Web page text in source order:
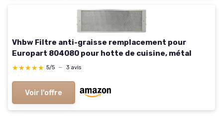
Vhbw Filtre anti-graisse remplacement pour
Europart 804080 pour hotte de cuisine, métal
★★★★★
★★★★★ 5/5 — 3 avis
Voir l'offre